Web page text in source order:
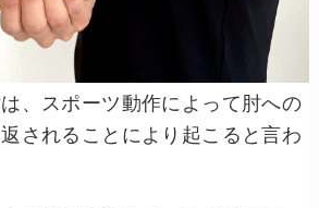
、スポーツ動作によって肘への
されることにより起こると言わ